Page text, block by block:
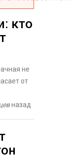
кто
не
от
назад